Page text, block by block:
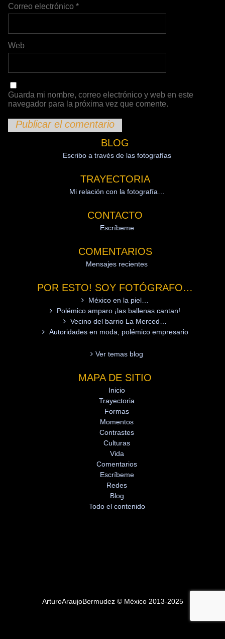
Correo electrónico *
Web
Guarda mi nombre, correo electrónico y web en este
navegador para la próxima vez que comente.
BLOG
Escribo a través de las fotografías
TRAYECTORIA
Mi relación con la fotografía…
CONTACTO
Escríbeme
COMENTARIOS
Mensajes recientes
POR ESTO! SOY FOTÓGRAFO…
México en la piel…
Polémico amparo ¡las ballenas cantan!
Vecino del barrio La Merced…
Autoridades en moda, polémico empresario
Ver temas blog
MAPA DE SITIO
Inicio
Trayectoria
Formas
Momentos
Contrastes
Culturas
Vida
Comentarios
Escríbeme
Redes
Blog
Todo el contenido
ArturoAraujoBermudez © México 2013-2025